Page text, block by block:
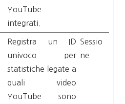
YouTube
integrati.
Registra un ID
univoco per
statistiche legate a
quali video
YouTube sono
Sessio
ne